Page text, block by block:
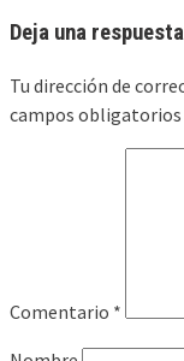
Deja una respuesta
Tu dirección de
campos obligatorios
Comentario *